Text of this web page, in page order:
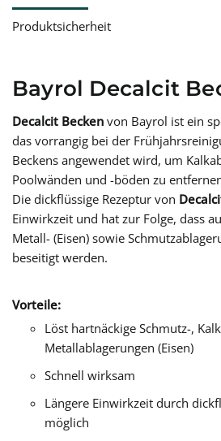
Produktsicherheit
Bayrol Decalcit
Decalcit Becken von Bayrol ist ein
das vorrangig bei der
Beckens angewendet wird, um
Poolwänden und -böden zu
Die dickflüssige Rezeptur von
Einwirkzeit und hat zur Folge, dass
Metall- (Eisen) sowie
beseitigt werden.
Vorteile:
Löst hartnäckige Schmutz-,
Metallablagerungen (Eisen)
Schnell wirksam
Längere Einwirkzeit durch
möglich